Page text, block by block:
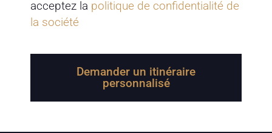
acceptez la politique de confidentialité de
la société
Demander un itinéraire
personnalisé